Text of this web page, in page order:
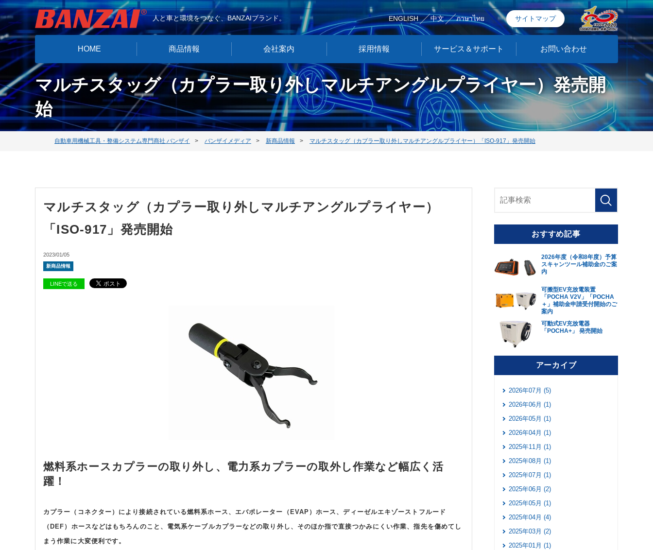
人と車と環境をつなぐ、BANZAIブランド。 ENGLISH 中文 ภาษาไทย サイトマップ
HOME 商品情報 会社案内 採用情報 サービス＆サポート お問い合わせ
マルチスタッグ（カプラー取り外しマルチアングルプライヤー）発売開
始
自動車用機械工具・整備システム専門商社 バンザイ バンザイメディア 新商品情報 マルチスタッグ（カプラー取り外しマルチアングルプライヤー）「ISO-917」発売開始
マルチスタッグ（カプラー取り外しマルチアングルプライヤー）
「ISO-917」発売開始
2023/01/05
新商品情報
LINEで送る
燃料系ホースカプラーの取り外し、電力系カプラーの取外し作業など幅広く活
躍！
カプラー（コネクター）により接続されている燃料系ホース、エバポレーター（EVAP）ホース、ディーゼルエキゾーストフルード
（DEF）ホースなどはもちろんのこと、電気系ケーブルカプラーなどの取り外し、そのほか指で直接つかみにくい作業、指先を傷めてし
まう作業に大変便利です。
おすすめ記事
2026年度（令和8年度）予算
スキャンツール補助金のご案
内
可搬型EV充放電装置
「POCHA V2V」「POCHA
＋」補助金申請受付開始のご
案内
可動式EV充放電器
「POCHA+」 発売開始
アーカイブ
2026年07月 (5)
2026年06月 (1)
2026年05月 (1)
2026年04月 (1)
2025年11月 (1)
2025年08月 (1)
2025年07月 (1)
2025年06月 (2)
2025年05月 (1)
2025年04月 (4)
2025年03月 (2)
2025年01月 (1)